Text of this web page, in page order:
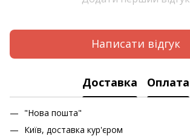
Написати відгук
Доставка Оплата
"Нова пошта"
Київ, доставка кур'єром